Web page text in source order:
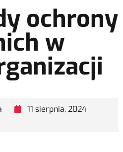
ochrony
w
11 sierpnia, 2024